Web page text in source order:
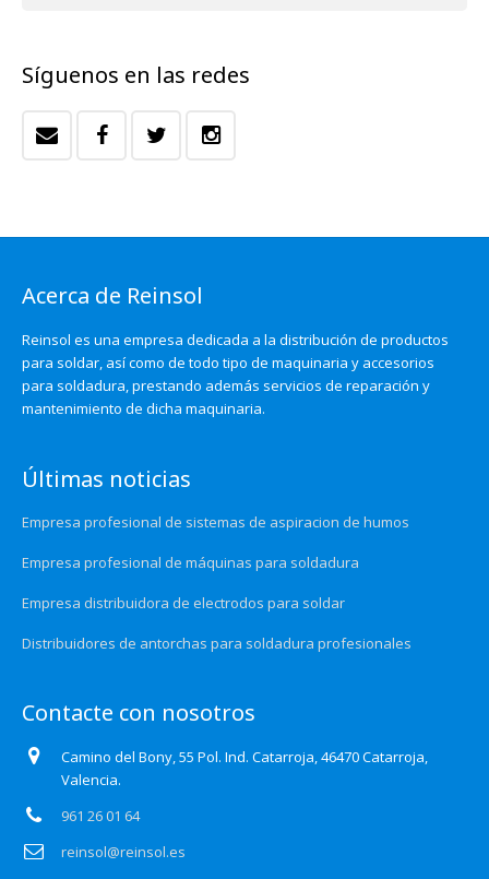
Síguenos en las redes
Acerca de Reinsol
Reinsol es una empresa dedicada a la distribución de productos
para soldar, así como de todo tipo de maquinaria y accesorios
para soldadura, prestando además servicios de reparación y
mantenimiento de dicha maquinaria.
Últimas noticias
Empresa profesional de sistemas de aspiracion de humos
Empresa profesional de máquinas para soldadura
Empresa distribuidora de electrodos para soldar
Distribuidores de antorchas para soldadura profesionales
Contacte con nosotros
Camino del Bony, 55 Pol. Ind. Catarroja, 46470 Catarroja,
Valencia.
961 26 01 64
reinsol@reinsol.es